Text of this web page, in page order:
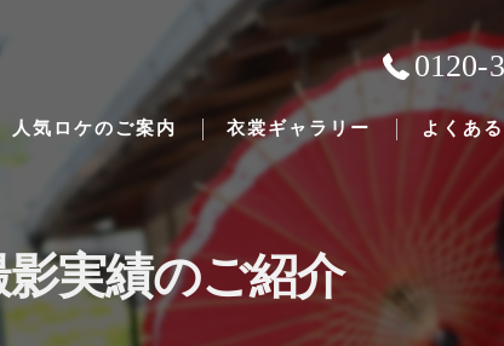
0120-
weddings
人気ロケのご案内 衣裳ギャラリー よくあ
影実績のご紹介